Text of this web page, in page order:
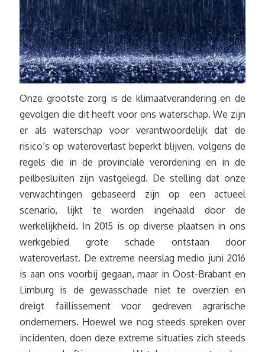
Onze grootste zorg is de klimaatverandering en de
gevolgen die dit heeft voor ons waterschap. We zijn
er als waterschap voor verantwoordelijk dat de
risico’s op wateroverlast beperkt blijven, volgens de
regels die in de provinciale verordening en in de
peilbesluiten zijn vastgelegd. De stelling dat onze
verwachtingen gebaseerd zijn op een actueel
scenario, lijkt te worden ingehaald door de
werkelijkheid. In 2015 is op diverse plaatsen in ons
werkgebied grote schade ontstaan door
wateroverlast. De extreme neerslag medio juni 2016
is aan ons voorbij gegaan, maar in Oost-Brabant en
Limburg is de gewasschade niet te overzien en
dreigt faillissement voor gedreven agrarische
ondernemers. Hoewel we nog steeds spreken over
incidenten, doen deze extreme situaties zich steeds